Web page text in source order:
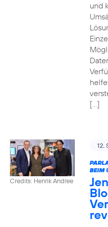
und
[…]
Credits: Henrik Andree
12.
BEIM